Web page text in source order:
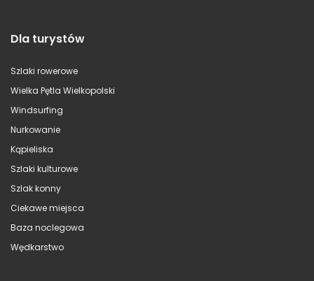
Dla turystów
Szlaki rowerowe
Wielka Pętla Wielkopolski
Windsurfing
Nurkowanie
Kąpieliska
Szlaki kulturowe
Szlak konny
Ciekawe miejsca
Baza noclegowa
Wędkarstwo